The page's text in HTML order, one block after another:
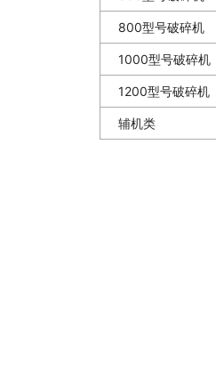
800型号破碎机
1000型号破碎机
1200型号破碎机
辅机类